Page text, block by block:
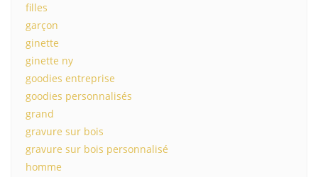
filles
garçon
ginette
ginette ny
goodies entreprise
goodies personnalisés
grand
gravure sur bois
gravure sur bois personnalisé
homme